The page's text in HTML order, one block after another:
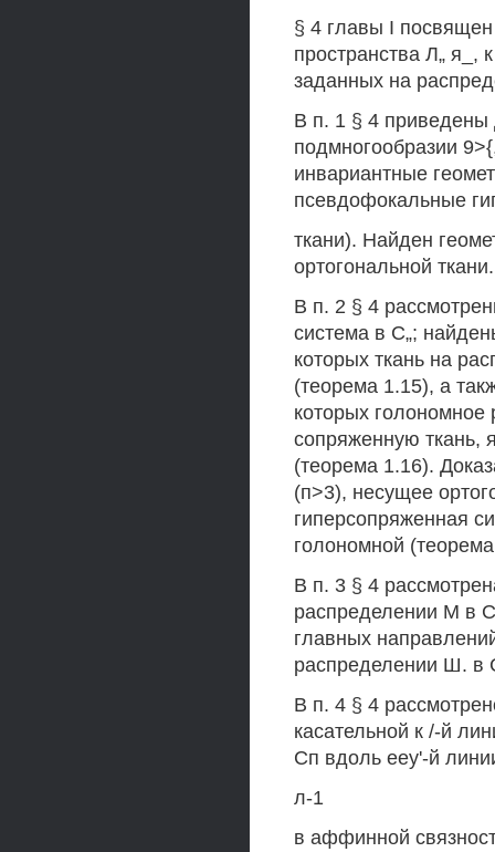
§ 4 главы I
пространства Л„ я_,
заданных на
В п. 1 § 4
подмногообразии
инвариантные
псевдофокальные
ткани). Найден
ортогональной ткани.
В п. 2 § 4
система в С„;
которых ткань на
(теорема 1.15), а
которых
сопряженную ткань,
(теорема 1.16).
(п>3), несущее
гиперсопряженная
голономной
В п. 3 § 4
распределении М в
главных
распределении Ш. в
В п. 4 § 4
касательной к /-й
Сп вдоль ееу'-й
л-1
в аффинной